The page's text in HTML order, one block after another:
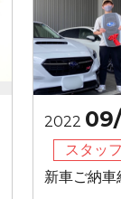
2022
スタッ
新車ご納車